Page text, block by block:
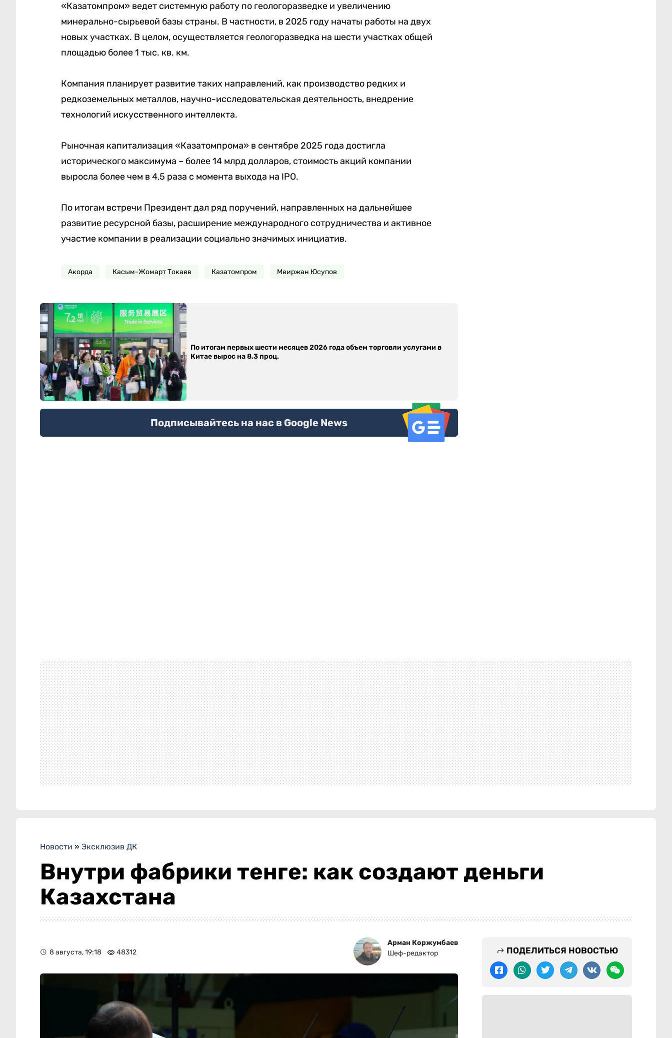
«Казатомпром» ведет системную работу по геологоразведке и увеличению
минерально-сырьевой базы страны. В частности, в 2025 году начаты работы на двух
новых участках. В целом, осуществляется геологоразведка на шести участках общей
площадью более 1 тыс. кв. км.
Компания планирует развитие таких направлений, как производство редких и
редкоземельных металлов, научно-исследовательская деятельность, внедрение
технологий искусственного интеллекта.
Рыночная капитализация «Казатомпрома» в сентябре 2025 года достигла
исторического максимума – более 14 млрд долларов, стоимость акций компании
выросла более чем в 4,5 раза с момента выхода на IPO.
По итогам встречи Президент дал ряд поручений, направленных на дальнейшее
развитие ресурсной базы, расширение международного сотрудничества и активное
участие компании в реализации социально значимых инициатив.
Акорда Касым-Жомарт Токаев Казатомпром Меиржан Юсупов
По итогам первых шести месяцев 2026 года объем торговли услугами в
Китае вырос на 8,3 проц.
Подписывайтесь на нас в Google News
Новости » Эксклюзив ДК
Внутри фабрики тенге: как создают деньги
Казахстана
8 августа, 19:18 48312
Арман Коржумбаев
Шеф-редактор
ПОДЕЛИТЬСЯ НОВОСТЬЮ